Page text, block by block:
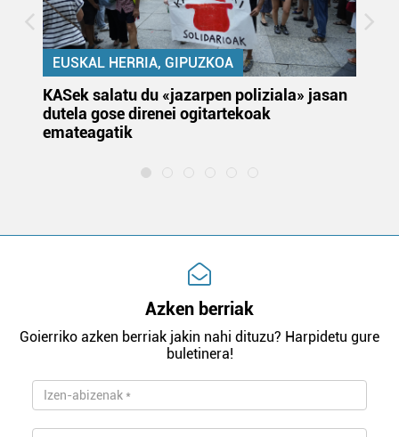
EUSKAL HERRIA, GIPUZKOA
KASek salatu du «jazarpen poliziala» jasan
dutela gose direnei ogitartekoak
emateagatik
Azken berriak
Goierriko azken berriak jakin nahi dituzu? Harpidetu gure
buletinera!